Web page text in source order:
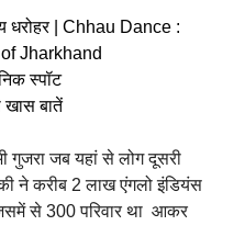
धरोहर | Chhau Dance :
Jharkhand
स्पॉट
खास बातें
गुजरा जब यहां से लोग दूसरी
ने करीब 2 लाख एंगलो इंडियंस
से 300 परिवार था आकर